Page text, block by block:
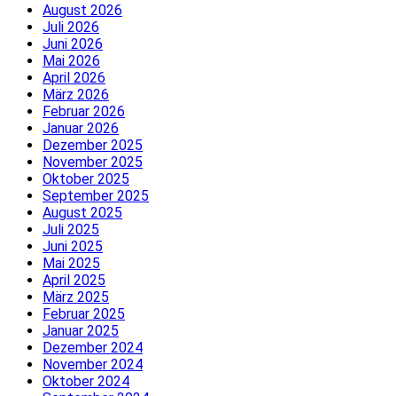
August 2026
Juli 2026
Juni 2026
Mai 2026
April 2026
März 2026
Februar 2026
Januar 2026
Dezember 2025
November 2025
Oktober 2025
September 2025
August 2025
Juli 2025
Juni 2025
Mai 2025
April 2025
März 2025
Februar 2025
Januar 2025
Dezember 2024
November 2024
Oktober 2024